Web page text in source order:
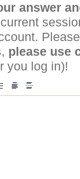
answer
please use
you log in)!